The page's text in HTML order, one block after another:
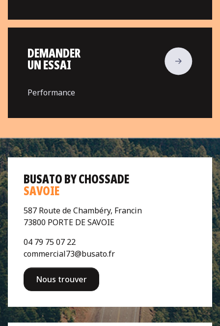
DEMANDER
UN ESSAI
Performance
BUSATO BY CHOSSADE
SAVOIE
587 Route de Chambéry, Francin
73800 PORTE DE SAVOIE
04 79 75 07 22
commercial73@busato.fr
Nous trouver